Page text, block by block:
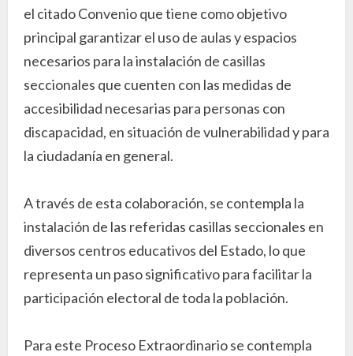
el citado Convenio que tiene como objetivo
principal garantizar el uso de aulas y espacios
necesarios para la instalación de casillas
seccionales que cuenten con las medidas de
accesibilidad necesarias para personas con
discapacidad, en situación de vulnerabilidad y para
la ciudadanía en general.
A través de esta colaboración, se contempla la
instalación de las referidas casillas seccionales en
diversos centros educativos del Estado, lo que
representa un paso significativo para facilitar la
participación electoral de toda la población.
Para este Proceso Extraordinario se contempla